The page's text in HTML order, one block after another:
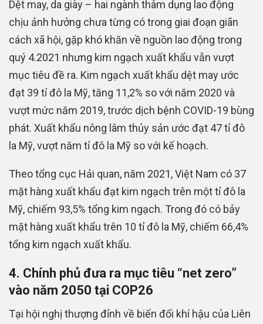
Dệt may, da giày – hai ngành thâm dụng lao động
chịu ảnh hưởng chưa từng có trong giai đoạn giãn
cách xã hội, gặp khó khăn về nguồn lao động trong
quý 4.2021 nhưng kim ngạch xuất khẩu vẫn vượt
mục tiêu đề ra. Kim ngạch xuất khẩu dệt may ước
đạt 39 tỉ đô la Mỹ, tăng 11,2% so với năm 2020 và
vượt mức năm 2019, trước dịch bệnh COVID-19 bùng
phát. Xuất khẩu nông lâm thủy sản ước đạt 47 tỉ đô
la Mỹ, vượt năm tỉ đô la Mỹ so với kế hoạch.
Theo tổng cục Hải quan, năm 2021, Việt Nam có 37
mặt hàng xuất khẩu đạt kim ngạch trên một tỉ đô la
Mỹ, chiếm 93,5% tổng kim ngạch. Trong đó có bảy
mặt hàng xuất khẩu trên 10 tỉ đô la Mỹ, chiếm 66,4%
tổng kim ngạch xuất khẩu.
4. Chính phủ đưa ra mục tiêu “net zero”
vào năm 2050 tại COP26
Tại hội nghị thượng đỉnh về biến đổi khí hậu của Liên